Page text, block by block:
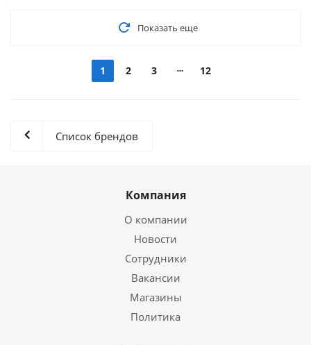
Показать еще
1 2 3 12
Список брендов
Компания
О компании
Новости
Сотрудники
Вакансии
Магазины
Политика